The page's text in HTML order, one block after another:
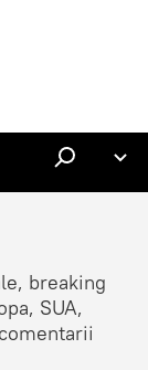
breaking
SUA,